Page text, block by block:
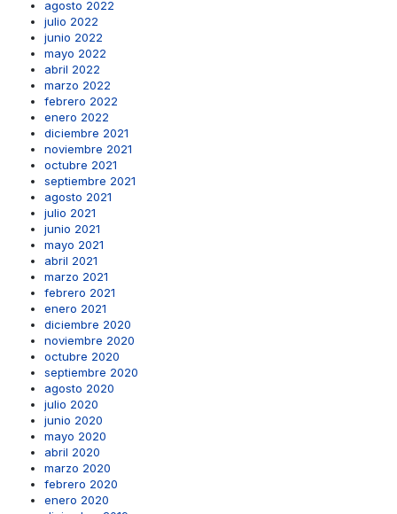
agosto 2022
julio 2022
junio 2022
mayo 2022
abril 2022
marzo 2022
febrero 2022
enero 2022
diciembre 2021
noviembre 2021
octubre 2021
septiembre 2021
agosto 2021
julio 2021
junio 2021
mayo 2021
abril 2021
marzo 2021
febrero 2021
enero 2021
diciembre 2020
noviembre 2020
octubre 2020
septiembre 2020
agosto 2020
julio 2020
junio 2020
mayo 2020
abril 2020
marzo 2020
febrero 2020
enero 2020